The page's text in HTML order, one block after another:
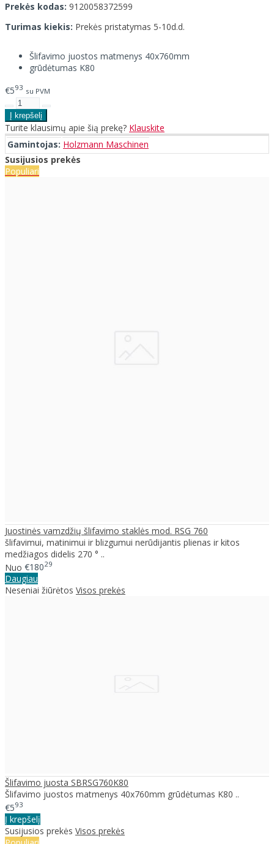
Prekės kodas: 9120058372599
Turimas kiekis: Prekės pristatymas 5-10d.d.
Šlifavimo juostos matmenys 40x760mm
grūdėtumas K80
€593 su PVM
Turite klausimų apie šią prekę? Klauskite
Gamintojas: Holzmann Maschinen
Susijusios prekės
Populiari
Juostinės vamzdžių šlifavimo staklės mod. RSG 760
šlifavimui, matinimui ir blizgumui nerūdijantis plienas ir kitos
medžiagos didelis 270 ° ..
Nuo €18029
Daugiau
Neseniai žiūrėtos Visos prekės
Šlifavimo juosta SBRSG760K80
Šlifavimo juostos matmenys 40x760mm grūdėtumas K80 ..
€593
Į krepšelį
Susijusios prekės Visos prekės